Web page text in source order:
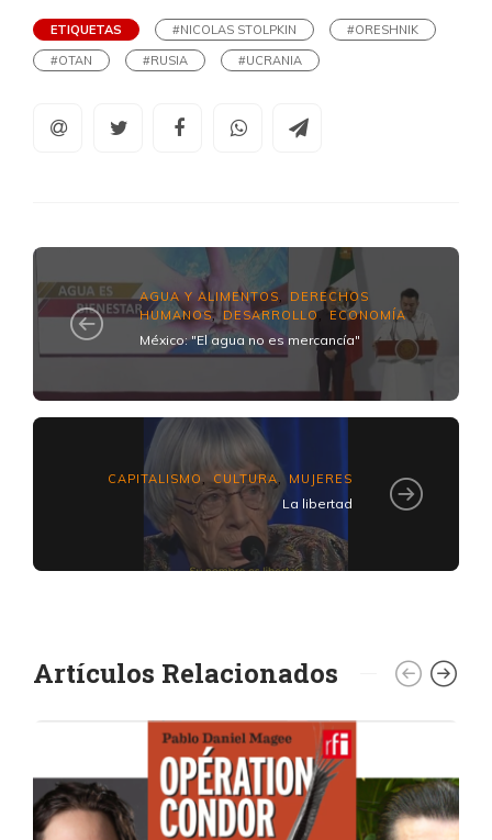
ETIQUETAS #NICOLAS STOLPKIN
#ORESHNIK
#OTAN
#RUSIA #UCRANIA
AGUA Y ALIMENTOS
DERECHOS
HUMANOS, DESARROLLO,ECONOMÍA
México: "El agua no es mercancía"
CAPITALISMO CULTURA MUJERES
La libertad
Artículos Relacionados